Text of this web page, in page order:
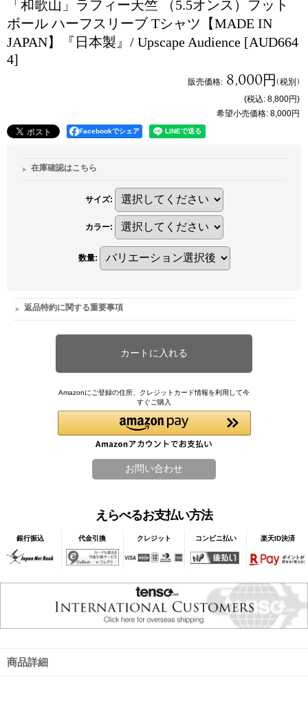
「和歌山」ラフィー天竺 （5.5オンス）フット
ボール ハーフスリーブ Tシャツ【MADE IN
JAPAN】『日本製』/ Upscape Audience [AUD664
4]
販売価格: 8,000円(税別)
(税込: 8,800円)
希望小売価格: 8,000円
Facebookでシェア
在庫確認はこちら
サイズ:
カラー:
数量:
返品特約に関する重要事項
Amazonにご登録の住所、クレジットカード情報を利用して今
すぐご購入
えらべるお支払い方法
銀行振込 代金引換 クレジット コンビニ払い 楽天ID決済
商品詳細